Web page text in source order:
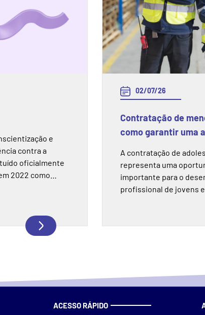
e
contra a
oficialmente
2022 como
na proteção das
doméstica e
02/07/26
Contratação de
como garantir uma
legislação
A contratação de
representa uma
importante para o
profissional de jovens e
No entanto, esse
atenção às normas
regras de Saúde e
dentro da legislação.
ACESSO RÁPIDO